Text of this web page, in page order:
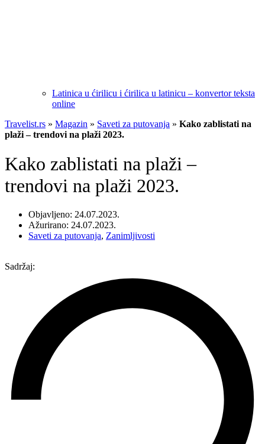
Latinica u ćirilicu i ćirilica u latinicu – konvertor teksta
online
Travelist.rs » Magazin » Saveti za putovanja » Kako zablistati na
plaži – trendovi na plaži 2023.
Kako zablistati na plaži –
trendovi na plaži 2023.
Objavljeno: 24.07.2023.
Ažurirano: 24.07.2023.
Saveti za putovanja, Zanimljivosti
Sadržaj: